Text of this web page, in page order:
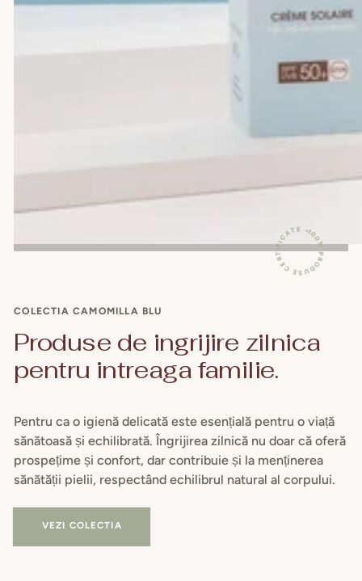
100% PRODUSE CERTIFICATE ~
COLECTIA CAMOMILLA BLU
Produse de ingrijire zilnica
pentru intreaga familie.
Pentru ca o igienă delicată este esențială pentru o viață
sănătoasă și echilibrată. Îngrijirea zilnică nu doar că oferă
prospețime și confort, dar contribuie și la menținerea
sănătății pielii, respectând echilibrul natural al corpului.
VEZI COLECTIA